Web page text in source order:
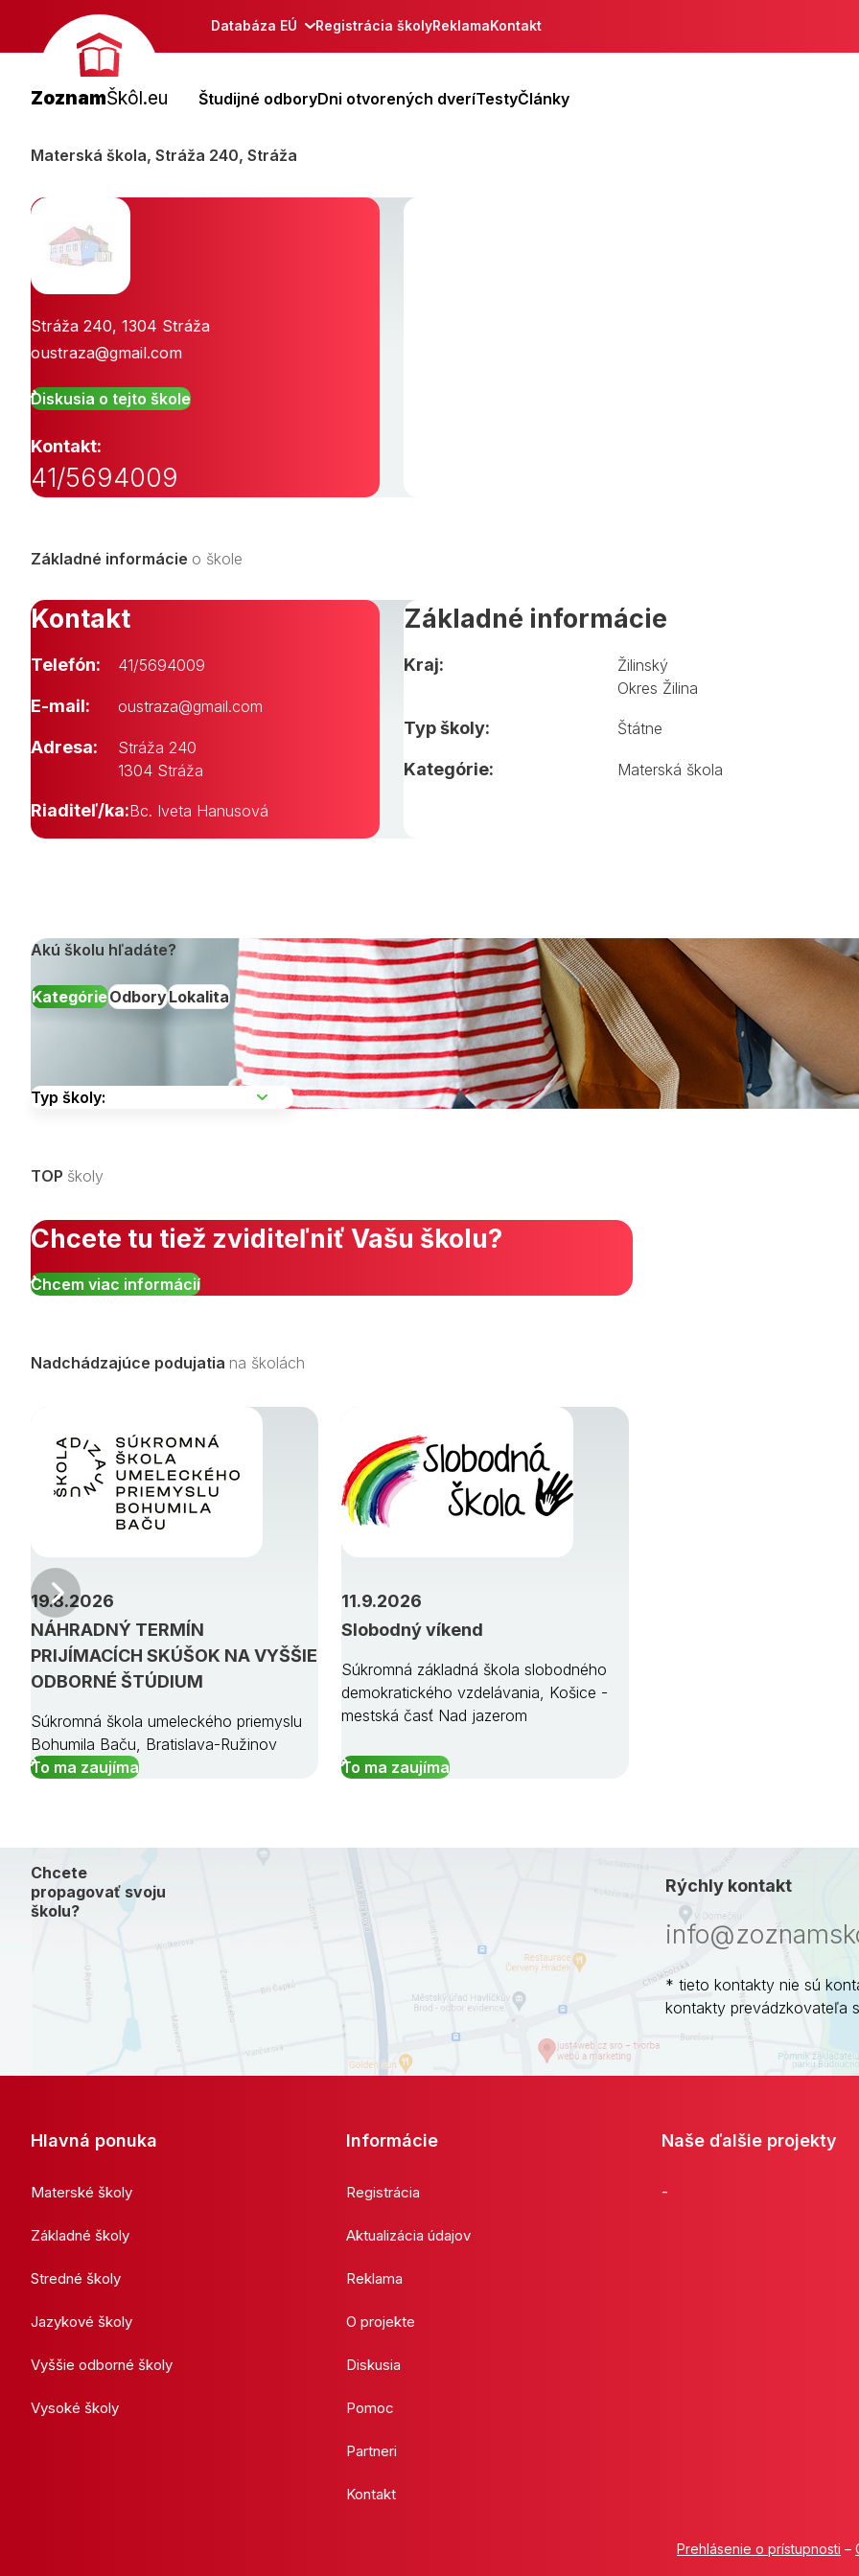
Databáza EÚ Registrácia školyReklamaKontakt
ZoznamŠkôl.eu Študijné odboryDni otvorených dveríTestyČlánky
Materská škola, Stráža 240, Stráža
Stráža 240, 1304 Stráža
oustraza@gmail.com
Diskusia o tejto škole
Kontakt:
41/5694009
Základné informácie o škole
Kontakt
Telefón: 41/5694009
E-mail: oustraza@gmail.com
Adresa:
Stráža 240
1304 Stráža
Riaditeľ/ka:Bc. Iveta Hanusová
Základné informácie
Kraj:
Žilinský
Okres Žilina
Typ školy: Štátne
Kategórie: Materská škola
Akú školu hľadáte?
KategórieOdboryLokalita
TOP školy
Chcete tu tiež zviditeľniť Vašu školu?
Chcem viac informácií
Nadchádzajúce podujatia na školách
NÁHRADNÝ TERMÍN
PRIJÍMACÍCH SKÚŠOK NA VYŠŠIE
ODBORNÉ ŠTÚDIUM
19.8.2026
Súkromná škola umeleckého priemyslu
Bohumila Baču, Bratislava-Ružinov
To ma zaujíma
Slobodný víkend
11.9.2026
Súkromná základná škola slobodného
demokratického vzdelávania, Košice -
mestská časť Nad jazerom
To ma zaujíma
Predchádzajúci
Chcete
propagovať svoju
školu?
Rýchly kontakt
* tieto kontakty nie sú
kontakty prevádzkovateľa
Hlavná ponuka
Materské školy
Základné školy
Stredné školy
Jazykové školy
Vyššie odborné školy
Vysoké školy
Informácie
Registrácia
Aktualizácia údajov
Reklama
O projekte
Diskusia
Pomoc
Partneri
Kontakt
Naše ďalšie projekty
-
Prehlásenie o prístupnosti –